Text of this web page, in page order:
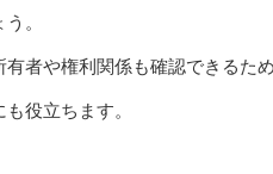
。
者や権利関係も確認できるため
役立ちます。